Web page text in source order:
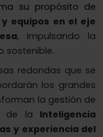
su propósito de
equipos en el eje
, impulsando la
sostenible.
redondas que se
los grandes
la gestión de
de la Inteligencia
y experiencia del